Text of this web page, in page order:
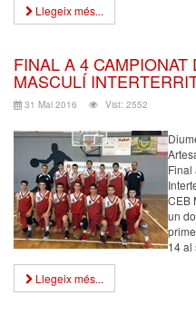
Llegeix més...
FINAL A 4 CAMPIONAT
MASCULÍ
31 Mai 2016 Vist: 2552
Final
CEB
un
14 al
Llegeix més...